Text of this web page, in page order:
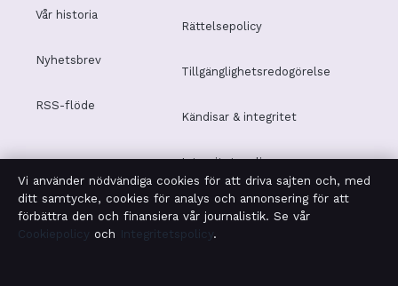
Vår historia
Nyhetsbrev
RSS-flöde
Rättelsepolicy
Tillgänglighetsredogörelse
Kändisar & integritet
Integritetspolicy
OM SAMHÄLLSBEVAKNING I KORTHET
Vi använder nödvändiga cookies för att driva sajten och, med
ditt samtycke, cookies för analys och annonsering för att
förbättra den och finansiera vår journalistik. Se vår
Cookiepolicy och Integritetspolicy.